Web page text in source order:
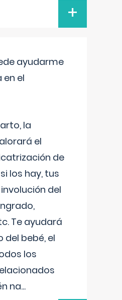
+
ayudarme
el
la
el
de
los hay, tus
del
Te ayudará
del bebé, el
los
na...